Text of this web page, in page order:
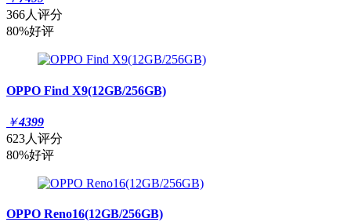
366人评分
80%好评
OPPO Find X9(12GB/256GB)
￥4399
623人评分
80%好评
OPPO Reno16(12GB/256GB)